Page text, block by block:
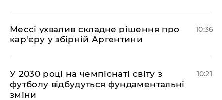
Мессі ухвалив складне рішення про
кар'єру у збірній Аргентини
10:36
У 2030 році на чемпіонаті світу з
футболу відбудуться фундаментальні
зміни
10:21